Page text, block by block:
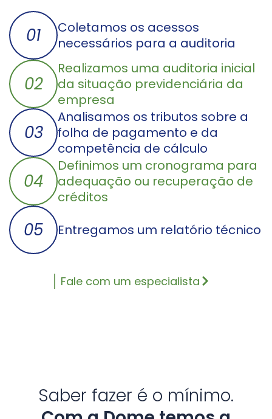
01
Coletamos os acessos
necessários para a auditoria
02
Realizamos uma auditoria inicial
da situação previdenciária da
empresa
03
Analisamos os tributos sobre a
folha de pagamento e da
competência de cálculo
04
Definimos um cronograma para
adequação ou recuperação de
créditos
05 Entregamos um relatório técnico
Fale com um especialista
Saber fazer é o mínimo.